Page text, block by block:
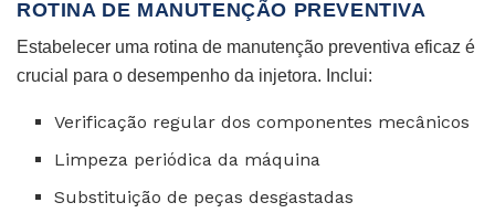
ROTINA DE MANUTENÇÃO PREVENTIVA
Estabelecer uma rotina de manutenção preventiva eficaz é
crucial para o desempenho da injetora. Inclui:
Verificação regular dos componentes mecânicos
Limpeza periódica da máquina
Substituição de peças desgastadas